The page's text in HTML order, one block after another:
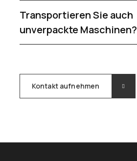
Transportieren Sie auch
unverpackte Maschinen?
Kontakt aufnehmen